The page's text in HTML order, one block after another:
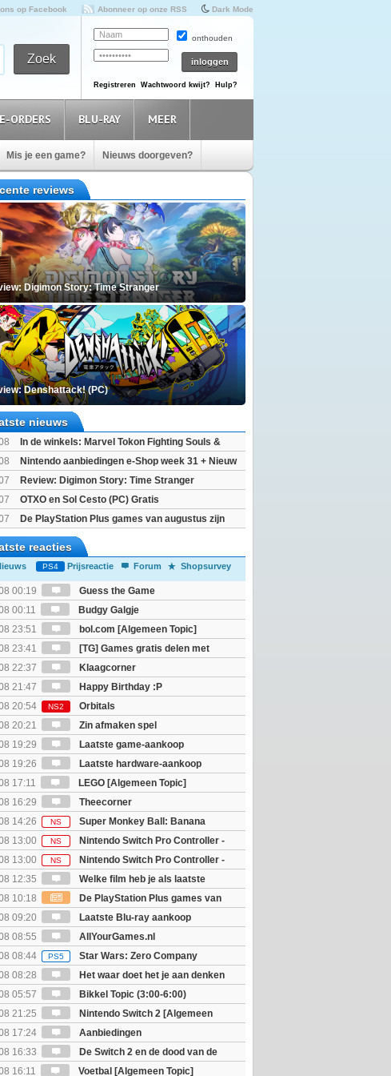
op Facebook Abonneer op onze RSS Dark Mode
onthouden
Registreren Wachtwoord kwijt? Hulp?
ORDERS BLU-RAY MEER
Mis je een game? Nieuws doorgeven?
reviews
Digimon Story: Time Stranger
Denshattack! (PC)
nieuws
In de winkels: Marvel Tokon Fighting Souls &
of Reincarnation
Nintendo aanbiedingen e-Shop week 31 + Nieuw
Switch 2
Review: Digimon Story: Time Stranger
OTXO en Sol Cesto (PC) Gratis
De PlayStation Plus games van augustus zijn
reacties
PS4 Prijsreactie Forum Shopsurvey
00:19
Guess the Game
00:11
Budgy Galgje
23:51
bol.com [Algemeen Topic]
23:41
[TG] Games gratis delen met
22:37
Klaagcorner
21:47
Happy Birthday :P
20:54
NS2
Orbitals
20:21
Zin afmaken spel
19:29
Laatste game-aankoop
19:26
Laatste hardware-aankoop
17:11
LEGO [Algemeen Topic]
16:29
Theecorner
14:26
NS
Super Monkey Ball: Banana
13:00 NS
Nintendo Switch Pro Controller -
3 Edition
13:00 NS
Nintendo Switch Pro Controller -
Hunter Rise Sunbreak Edition
12:35
Welke film heb je als laatste
10:18
De PlayStation Plus games van
zijn bekend
09:20
Laatste Blu-ray aankoop
08:55
AllYourGames.nl
08:44
PS5
Star Wars: Zero Company
08:28
Het waar doet het je aan denken
(3 posts wachten!)
05:57
Bikkel Topic (3:00-6:00)
21:25
Nintendo Switch 2 [Algemeen
17:24
Aanbiedingen
16:33
De Switch 2 en de dood van de
fysieke game: Accepteren of boycotten?
16:11 Voetbal [Algemeen Topic]